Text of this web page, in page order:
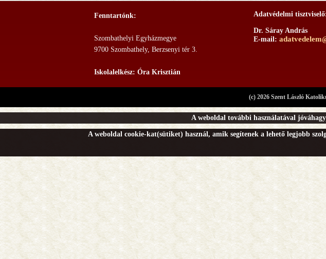
Fenntartónk:
Szombathelyi Egyházmegye
9700 Szombathely, Berzsenyi tér 3.
Iskolalelkész: Óra Krisztián
Adatvédelmi
Dr. Sáray András
E-mail:
(c) 2026 Szent László
A weboldal további használatával
A weboldal cookie-kat(sütiket) használ, amik segítenek a lehető legjobb